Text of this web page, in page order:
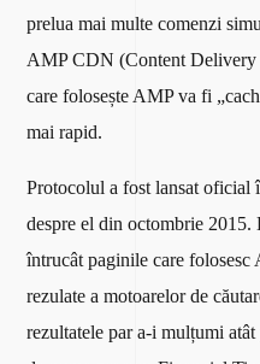
prelua mai multe comenzi
AMP CDN (Content
care folosește AMP va fi
mai rapid.
Protocolul a fost lansat oficial
despre el din octombrie
întrucât paginile care folosesc
rezulate a motoarelor de
rezultatele par a-i mulțumi